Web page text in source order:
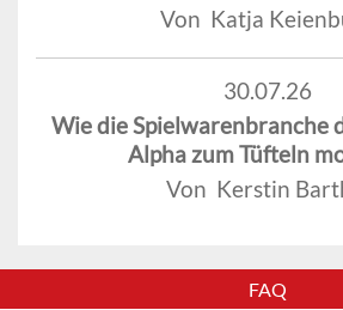
Von Katja
30.07.26
Wie die Spielwarenbranche
Alpha zum Tüfteln
Von Kerstin
FAQ